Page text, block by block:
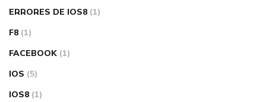
ERRORES DE IOS8 (1)
F8 (1)
FACEBOOK (1)
IOS (5)
IOS8 (1)